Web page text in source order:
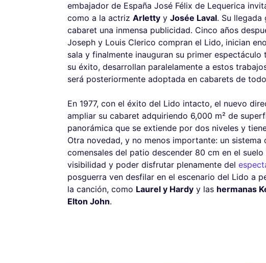
embajador de España José Félix de Lequerica
como a la actriz Arletty y Josée Laval. Su llegada
cabaret una inmensa publicidad. Cinco años
Joseph y Louis Clerico compran el Lido, inician
sala y finalmente inauguran su primer espectáculo
su éxito, desarrollan paralelamente a estos
será posteriormente adoptada en cabarets de
En 1977, con el éxito del Lido intacto, el nuevo
ampliar su cabaret adquiriendo 6,000 m² de
panorámica que se extiende por dos niveles y
Otra novedad, y no menos importante: un
comensales del patio descender 80 cm en el
visibilidad y poder disfrutar plenamente del
posguerra ven desfilar en el escenario del Lido a
la canción, como Laurel y Hardy y las hermanas
Elton John.